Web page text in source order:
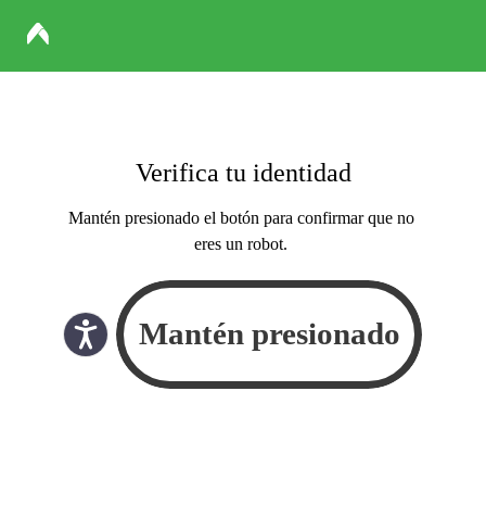
Verifica tu identidad
Mantén presionado el botón para confirmar que no
eres un robot.